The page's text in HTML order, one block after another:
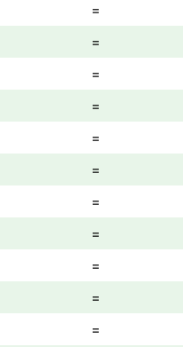
=
=
=
=
=
=
=
=
=
=
=